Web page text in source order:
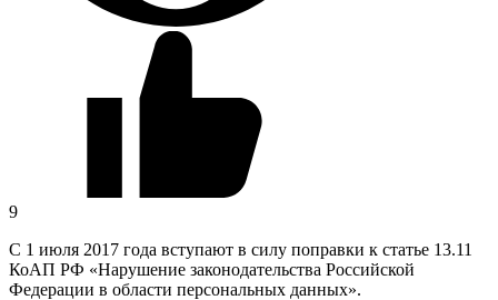
9
C 1 июля 2017 года вступают в силу поправки к статье 13.11
КоАП РФ «Нарушение законодательства Российской
Федерации в области персональных данных».